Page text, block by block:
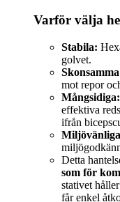
Varför välja
Stabila:
golvet.
mot repor
Mångsidiga:
effektiva
ifrån
Detta
som för
stativet
får enkel